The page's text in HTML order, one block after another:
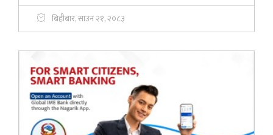
बिहीबार, साउन २१, २०८३